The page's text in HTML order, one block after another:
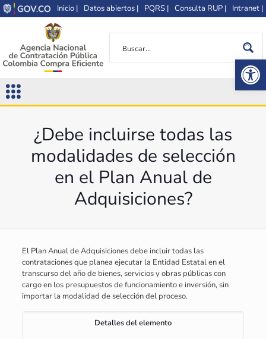
Inicio | Datos abiertos | PQRS | Consulta RUP | Intranet |
¿Debe incluirse todas las
modalidades de selección
en el Plan Anual de
Adquisiciones?
El Plan Anual de Adquisiciones debe incluir todas las
contrataciones que planea ejecutar la Entidad Estatal en el
transcurso del año de bienes, servicios y obras públicas con
cargo en los presupuestos de funcionamiento e inversión, sin
importar la modalidad de selección del proceso.
Detalles del elemento